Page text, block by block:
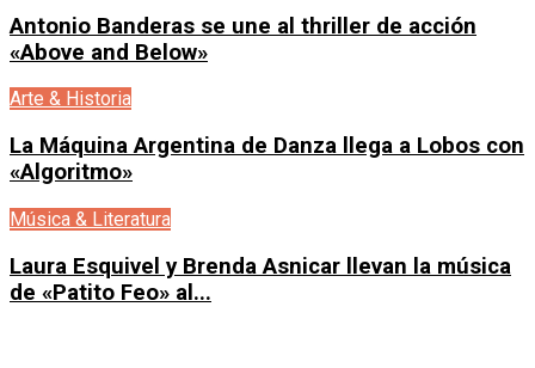
Antonio Banderas se une al thriller de acción
«Above and Below»
Arte & Historia
La Máquina Argentina de Danza llega a Lobos con
«Algoritmo»
Música & Literatura
Laura Esquivel y Brenda Asnicar llevan la música
de «Patito Feo» al...